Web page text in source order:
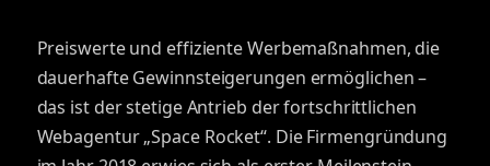
Preiswerte und effiziente Werbemaßnahmen, die
dauerhafte Gewinnsteigerungen ermöglichen –
das ist der stetige Antrieb der fortschrittlichen
Webagentur „Space Rocket“. Die Firmengründung